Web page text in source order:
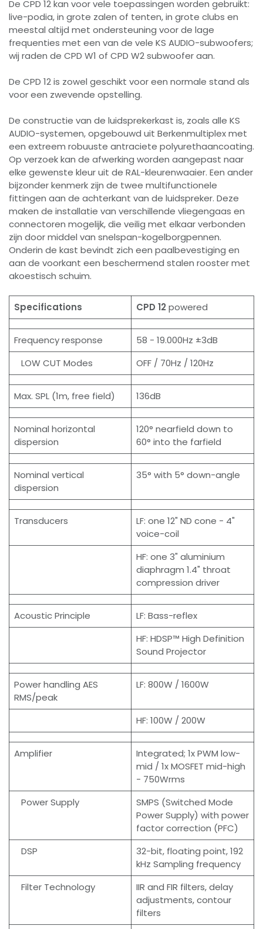
De CPD 12 kan voor vele toepassingen worden gebruikt:
live-podia, in grote zalen of tenten, in grote clubs en
meestal altijd met ondersteuning voor de lage
frequenties met een van de vele KS AUDIO-subwoofers;
wij raden de CPD W1 of CPD W2 subwoofer aan.
De CPD 12 is zowel geschikt voor een normale stand als
voor een zwevende opstelling.
De constructie van de luidsprekerkast is, zoals alle KS
AUDIO-systemen, opgebouwd uit Berkenmultiplex met
een extreem robuuste antraciete polyurethaancoating.
Op verzoek kan de afwerking worden aangepast naar
elke gewenste kleur uit de RAL-kleurenwaaier. Een ander
bijzonder kenmerk zijn de twee multifunctionele
fittingen aan de achterkant van de luidspreker. Deze
maken de installatie van verschillende vliegengaas en
connectoren mogelijk, die veilig met elkaar verbonden
zijn door middel van snelspan-kogelborgpennen.
Onderin de kast bevindt zich een paalbevestiging en
aan de voorkant een beschermend stalen rooster met
akoestisch schuim.
Specifications CPD 12powered
Frequency response
58 - 19.000Hz ±3dB
LOW CUT Modes
OFF / 70Hz / 120Hz
Max. SPL (1m, free field) 136dB
Nominal horizontal
dispersion
120° nearfield down to
60° into the farfield
Nominal vertical
dispersion
35° with 5° down-angle
Transducers
LF: one 12" ND cone - 4"
voice-coil
HF: one 3" aluminium
diaphragm 1.4" throat
compression driver
Acoustic Principle
LF: Bass-reflex
HF: HDSP™ High Definition
Sound Projector
Power handling AES
RMS/peak
LF: 800W / 1600W
HF: 100W / 200W
Amplifier
Integrated; 1x PWM low-
mid / 1x MOSFET mid-high
- 750Wrms
Power Supply
SMPS (Switched Mode
Power Supply) with power
factor correction (PFC)
DSP
32-bit, floating point, 192
kHz Sampling frequency
Filter Technology
IIR and FIR filters, delay
adjustments, contour
filters